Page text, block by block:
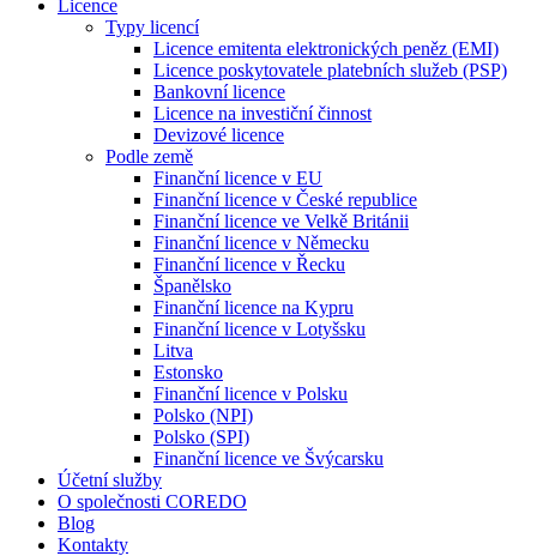
Licence
Typy licencí
Licence emitenta elektronických peněz (EMI)
Licence poskytovatele platebních služeb (PSP)
Bankovní licence
Licence na investiční činnost
Devizové licence
Podle země
Finanční licence v EU
Finanční licence v České republice
Finanční licence ve Velkě Británii
Finanční licence v Německu
Finanční licence v Řecku
Španělsko
Finanční licence na Kypru
Finanční licence v Lotyšsku
Litva
Estonsko
Finanční licence v Polsku
Polsko (NPI)
Polsko (SPI)
Finanční licence ve Švýcarsku
Účetní služby
O společnosti COREDO
Blog
Kontakty